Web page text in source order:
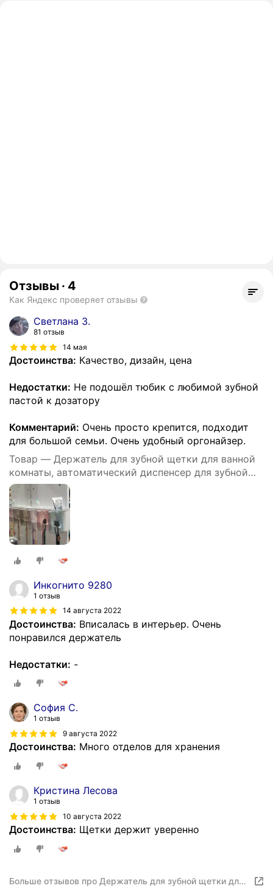
Отзывы · 4
Как Яндекс проверяет отзывы
Светлана З.
81 отзыв
14 мая
Достоинства: Качество, дизайн, цена
Недостатки: Не подошёл тюбик с любимой зубной
пастой к дозатору
Комментарий: Очень просто крепится, подходит
для большой семьи. Очень удобный оргонайзер.
Товар — Держатель для зубной щетки для ванной
комнаты, автоматический диспенсер для зубной
пасты, настенный стеллаж для хранения с чашками
для зубной щетки
Инкогнито 9280
1 отзыв
14 августа 2022
Достоинства: Вписалась в интерьер. Очень
понравился держатель
Недостатки: -
София С.
1 отзыв
9 августа 2022
Достоинства: Много отделов для хранения
Кристина Лесова
1 отзыв
10 августа 2022
Достоинства: Щетки держит уверенно
Больше отзывов про Держатель для зубной щетки для